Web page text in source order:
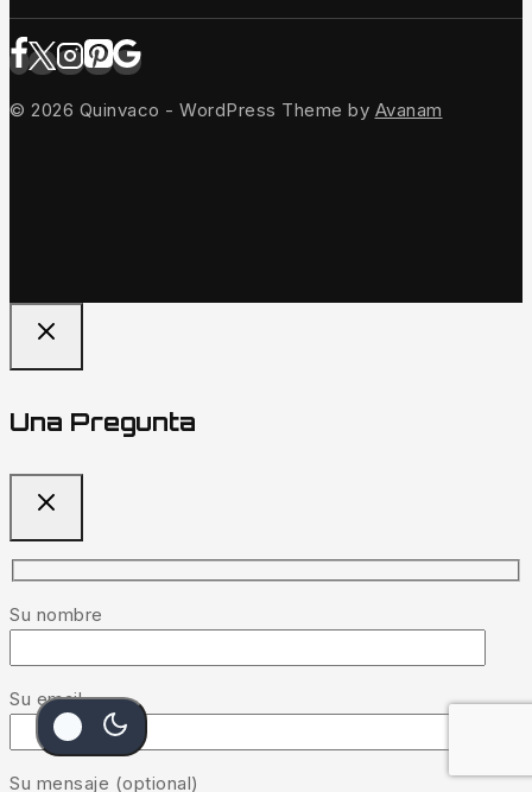
© 2026 Quinvaco - WordPress Theme by Avanam
Una Pregunta
Su nombre
Su email
Su mensaje (optional)